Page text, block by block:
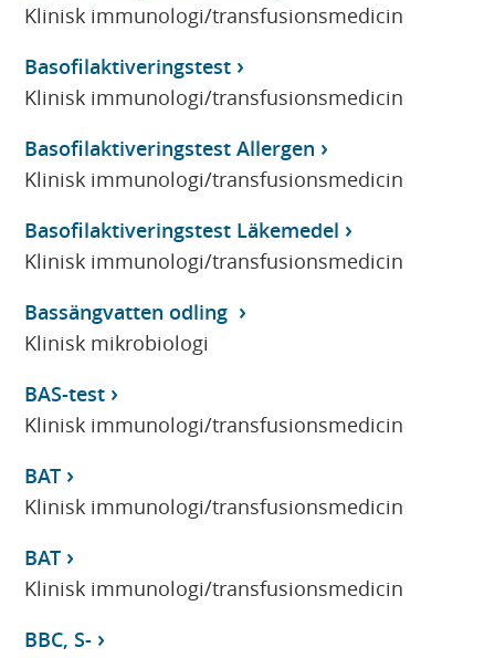
Klinisk immunologi/transfusionsmedicin
Basofilaktiveringstest
Klinisk immunologi/transfusionsmedicin
Basofilaktiveringstest Allergen
Klinisk immunologi/transfusionsmedicin
Basofilaktiveringstest Läkemedel
Klinisk immunologi/transfusionsmedicin
Bassängvatten odling
Klinisk mikrobiologi
BAS-test
Klinisk immunologi/transfusionsmedicin
BAT
Klinisk immunologi/transfusionsmedicin
BAT
Klinisk immunologi/transfusionsmedicin
BBC, S-